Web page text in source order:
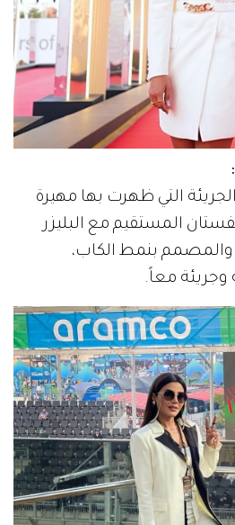
التي ظهرت بها مهيرة
المستقيم مع البليزر
بنمط الكاب،
معاً.